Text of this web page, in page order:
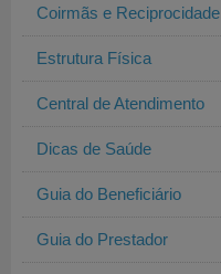
Coirmãs e Reciprocidade
Estrutura Física
Central de Atendimento
Dicas de Saúde
Guia do Beneficiário
Guia do Prestador